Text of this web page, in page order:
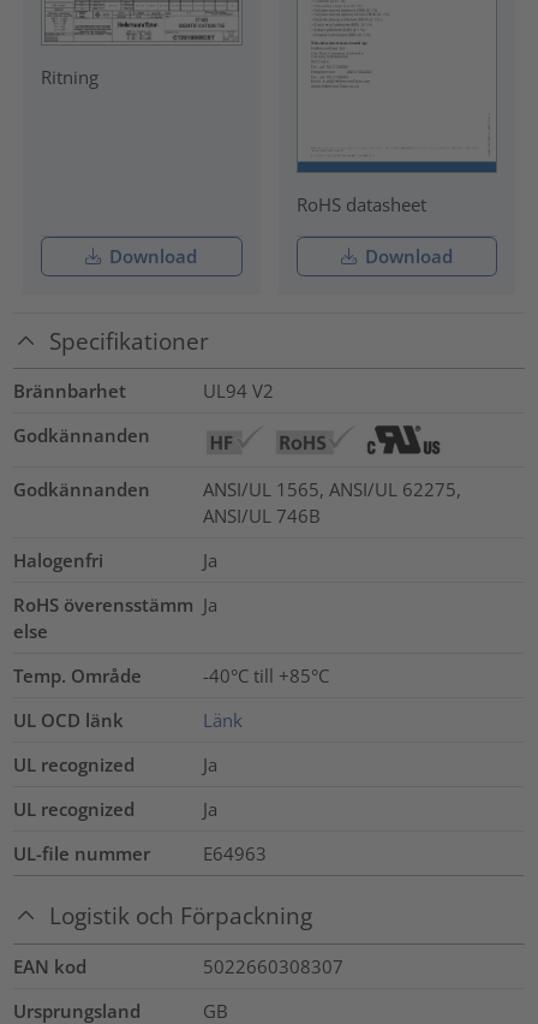
Ritning
Download
RoHS datasheet
Download
Specifikationer
Brännbarhet
UL94 V2
Godkännanden
Godkännanden
ANSI/UL 1565, ANSI/UL 62275,
ANSI/UL 746B
Halogenfri
Ja
RoHS överensstämm
else
Ja
Temp. Område
-40°C till +85°C
UL OCD länk
Länk
UL recognized
Ja
UL recognized
Ja
UL-file nummer
E64963
Logistik och Förpackning
EAN kod
5022660308307
Ursprungsland
GB